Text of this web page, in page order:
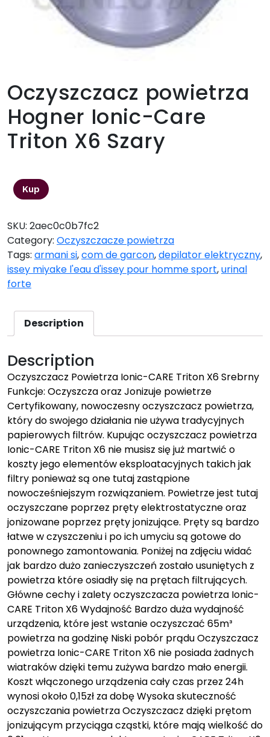
Oczyszczacz powietrza
Hogner Ionic-Care
Triton X6 Szary
Kup
SKU: 2aec0c0b7fc2
Category: Oczyszczacze powietrza
Tags: armani si,com de garcon,depilator elektryczny,
issey miyake l'eau d'issey pour homme sport,urinal
forte
Description
Description
Oczyszczacz Powietrza Ionic-CARE Triton X6 Srebrny
Funkcje: Oczyszcza oraz Jonizuje powietrze
Certyfikowany, nowoczesny oczyszczacz powietrza,
który do swojego działania nie używa tradycyjnych
papierowych filtrów. Kupując oczyszczacz powietrza
Ionic-CARE Triton X6 nie musisz się już martwić o
koszty jego elementów eksploatacyjnych takich jak
filtry ponieważ są one tutaj zastąpione
nowocześniejszym rozwiązaniem. Powietrze jest tutaj
oczyszczane poprzez pręty elektrostatyczne oraz
jonizowane poprzez pręty jonizujące. Pręty są bardzo
łatwe w czyszczeniu i po ich umyciu są gotowe do
ponownego zamontowania. Poniżej na zdjęciu widać
jak bardzo dużo zanieczyszczeń zostało usuniętych z
powietrza które osiadły się na prętach filtrujących.
Główne cechy i zalety oczyszczacza powietrza Ionic-
CARE Triton X6 Wydajność Bardzo duża wydajność
urządzenia, które jest wstanie oczyszczać 65m³
powietrza na godzinę Niski pobór prądu Oczyszczacz
powietrza Ionic-CARE Triton X6 nie posiada żadnych
wiatraków dzięki temu zużywa bardzo mało energii.
Koszt włączonego urządzenia cały czas przez 24h
wynosi około 0,15zł za dobę Wysoka skuteczność
oczyszczania powietrza Oczyszczacz dzięki prętom
jonizującym przyciąga cząstki, które mają wielkość do